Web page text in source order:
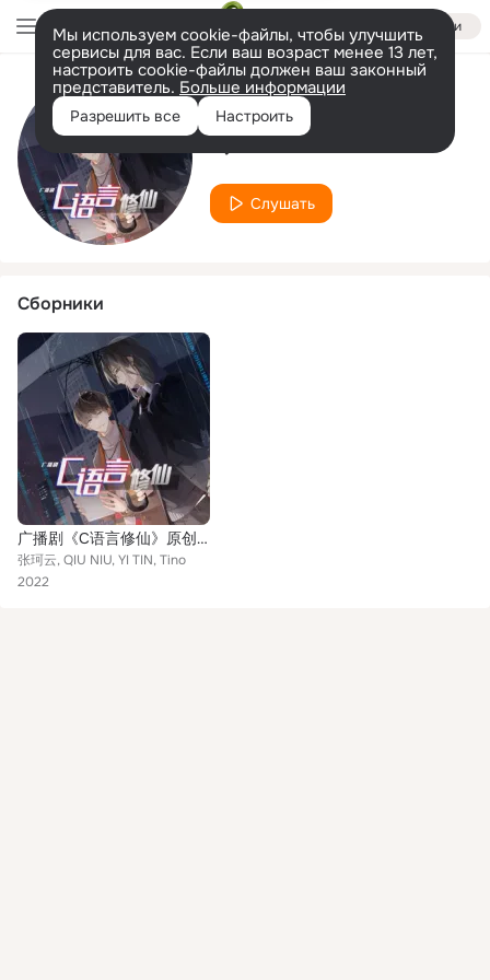
Войти
Мы используем cookie-файлы, чтобы улучшить
сервисы для вас. Если ваш возраст менее 13 лет,
настроить cookie-файлы должен ваш законный
представитель. Больше информации
Разрешить все Настроить
Исполнитель
QIU NIU
Слушать
Сборники
广播剧《C语言修仙》原创配乐 (纯音乐)
张珂云, QIU NIU, YI TIN, Tino
2022